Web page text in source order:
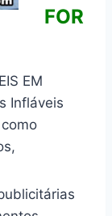
FOR
EM
Infláveis